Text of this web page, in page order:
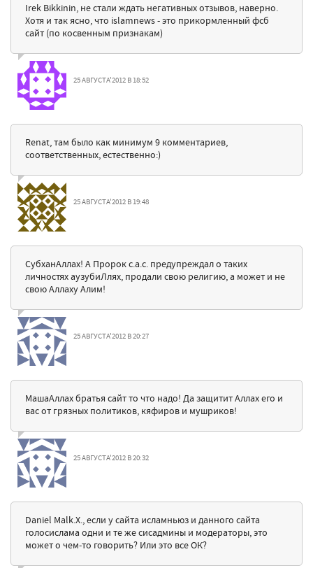
Irek Bikkinin, не стали ждать негативных отзывов, наверно.
Хотя и так ясно, что islamnews - это прикормленный фсб
сайт (по косвенным признакам)
25 АВГУСТА'2012 В 18:52
Renat, там было как минимум 9 комментариев,
соответственных, естественно:)
25 АВГУСТА'2012 В 19:48
СубханАллах! А Пророк с.а.с. предупреждал о таких
личностях аузубиЛлях, продали свою религию, а может и не
свою Аллаху Алим!
25 АВГУСТА'2012 В 20:27
МашаАллах братья сайт то что надо! Да защитит Аллах его и
вас от грязных политиков, кяфиров и мушриков!
25 АВГУСТА'2012 В 20:32
Daniel Malk.X., если у сайта исламньюз и данного сайта
голосислама одни и те же сисадмины и модераторы, это
может о чем-то говорить? Или это все ОК?